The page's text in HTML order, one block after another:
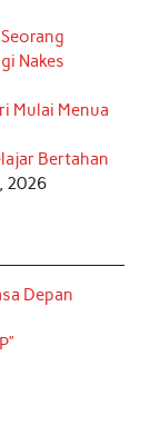
Nakes
Mulai Menua
Bertahan
2026
Depan